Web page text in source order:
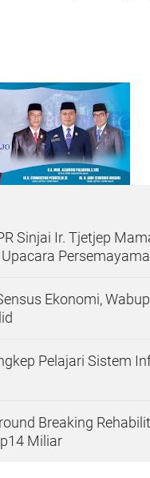
Sinjai Ir. Tjetjep
Ekonomi,
Pelajari Sistem
Breaking
Miliar